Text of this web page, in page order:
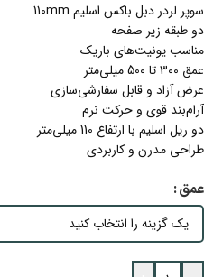
سوپر لردر دبل باکس اسلیم 110mm
دو طبقه زیر صفحه
مناسب یونیت‌های باریک
عمق 300 تا 500 میلی‌متر
عرض آزاد و قابل سفارشی‌سازی
آرام‌بند قوی و حرکت نرم
دو ریل اسلیم با ارتفاع 110 میلی‌متر
طراحی مدرن و کاربردی
عمق